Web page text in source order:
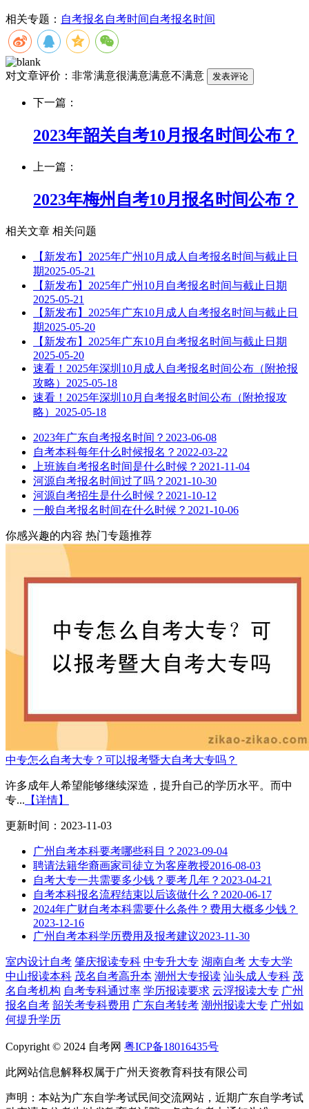
相关专题： 自考报名 自考时间 自考报名时间
对文章评价： 非常满意很满意满意不满意
下一篇：
2023年韶关自考10月报名时间公布？
上一篇：
2023年梅州自考10月报名时间公布？
相关文章 相关问题
【新发布】2025年广州10月成人自考报名时间与截止日
期2025-05-21
【新发布】2025年广州10月自考报名时间与截止日期
2025-05-21
【新发布】2025年广东10月成人自考报名时间与截止日
期2025-05-20
【新发布】2025年广东10月自考报名时间与截止日期
2025-05-20
速看！2025年深圳10月成人自考报名时间公布（附抢报
攻略） 2025-05-18
速看！2025年深圳10月自考报名时间公布（附抢报攻
略） 2025-05-18
2023年广东自考报名时间？ 2023-06-08
自考本科每年什么时候报名？ 2022-03-22
上班族自考报名时间是什么时候？ 2021-11-04
河源自考报名时间过了吗？ 2021-10-30
河源自考招生是什么时候？ 2021-10-12
一般自考报名时间在什么时候？ 2021-10-06
你感兴趣的内容 热门专题推荐
中专怎么自考大专？可以报考暨大自考大专吗？
许多成年人希望能够继续深造，提升自己的学历水平。而中
专... 【详情】
更新时间：2023-11-03
广州自考本科要考哪些科目？ 2023-09-04
聘请法籍华裔画家司徒立为客座教授2016-08-03
自考大专一共需要多少钱？要考几年？ 2023-04-21
自考本科报名流程结束以后该做什么？ 2020-06-17
2024年广财自考本科需要什么条件？费用大概多少钱？
2023-12-16
广州自考本科学历费用及报考建议2023-11-30
室内设计自考 肇庆报读专科 中专升大专 湖南自考 大专大学
中山报读本科 茂名自考高升本 潮州大专报读 汕头成人专科 茂
名自考机构 自考专科通过率 学历报读要求 云浮报读大专 广州
报名自考 韶关考专科费用 广东自考转考 潮州报读大专 广州如
何提升学历
Copyright © 2024 自考网 粤ICP备18016435号
此网站信息解释权属于广州天资教育科技有限公司
声明：本站为广东自学考试民间交流网站，近期广东自学考试